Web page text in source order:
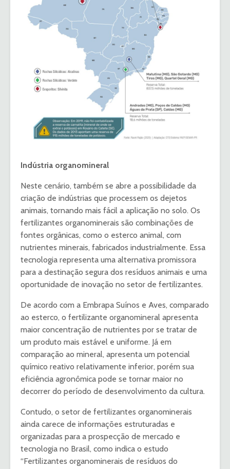
Indústria organomineral
Neste cenário, também se abre a possibilidade da
criação de indústrias que processem os dejetos
animais, tornando mais fácil a aplicação no solo. Os
fertilizantes organominerais são combinações de
fontes orgânicas, como o esterco animal, com
nutrientes minerais, fabricados industrialmente. Essa
tecnologia representa uma alternativa promissora
para a destinação segura dos resíduos animais e uma
oportunidade de inovação no setor de fertilizantes.
De acordo com a Embrapa Suínos e Aves, comparado
ao esterco, o fertilizante organomineral apresenta
maior concentração de nutrientes por se tratar de
um produto mais estável e uniforme. Já em
comparação ao mineral, apresenta um potencial
químico reativo relativamente inferior, porém sua
eficiência agronômica pode se tornar maior no
decorrer do período de desenvolvimento da cultura.
Contudo, o setor de fertilizantes organominerais
ainda carece de informações estruturadas e
organizadas para a prospecção de mercado e
tecnologia no Brasil, como indica o estudo
“Fertilizantes organominerais de resíduos do